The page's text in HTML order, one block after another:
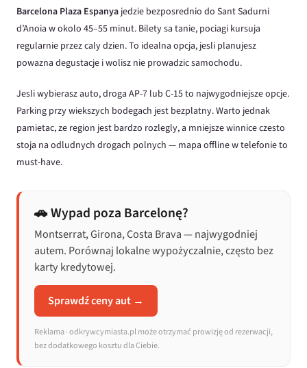
Barcelona Plaza Espanya jedzie bezposrednio do Sant Sadurni
d’Anoia w okolo 45–55 minut. Bilety sa tanie, pociagi kursuja
regularnie przez caly dzien. To idealna opcja, jesli planujesz
powazna degustacje i wolisz nie prowadzic samochodu.
Jesli wybierasz auto, droga AP-7 lub C-15 to najwygodniejsze opcje.
Parking przy wiekszych bodegach jest bezplatny. Warto jednak
pamietac, ze region jest bardzo rozlegly, a mniejsze winnice czesto
stoja na odludnych drogach polnych — mapa offline w telefonie to
must-have.
🚗 Wypad poza Barcelonę?
Montserrat, Girona, Costa Brava — najwygodniej
autem. Porównaj lokalne wypożyczalnie, często bez
karty kredytowej.
Sprawdź ceny aut →
Reklama · odkrywcymiasta.pl może otrzymać prowizję od rezerwacji,
bez dodatkowego kosztu dla Ciebie.